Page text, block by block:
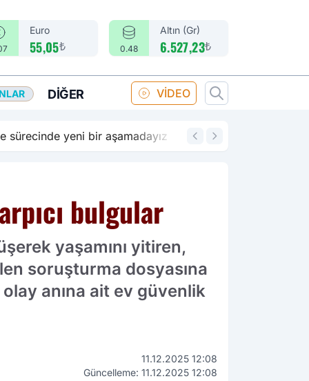
Euro
55,05₺ 0.48
Altın (Gr)
6.527,23₺
DIĞER VİDEO
14:18
bulgular
yaşamını yitiren,
soruşturma dosyasına
anına ait ev güvenlik
11.12.2025 12:08
Güncelleme: 11.12.2025 12:08